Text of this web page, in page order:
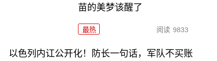
苗的美梦该醒了
最热 阅读 9833
以色列内讧公开化！防长一句话，军队不买账